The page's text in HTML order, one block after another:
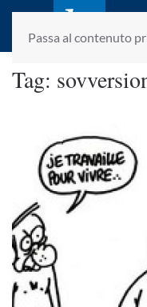
Passa al contenuto
Tag: